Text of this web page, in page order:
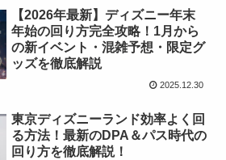
​【2026年最新】ディズニー年末
年始の回り方完全攻略！1月から
の新イベント・混雑予想・限定グ
ッズを徹底解説
2025.12.30
東京ディズニーランド効率よく回
る方法！最新のDPA＆パス時代の
回り方を徹底解説！